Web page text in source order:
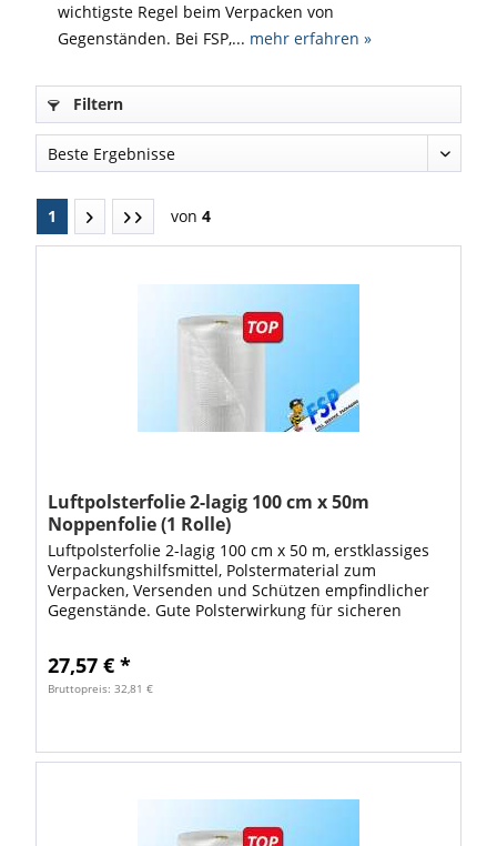
wichtigste Regel beim Verpacken von
Gegenständen. Bei FSP,... mehr erfahren »
Filtern
1 von 4
Luftpolsterfolie 2-lagig 100 cm x 50m
Noppenfolie (1 Rolle)
Luftpolsterfolie 2-lagig 100 cm x 50 m, erstklassiges
Verpackungshilfsmittel, Polstermaterial zum
Verpacken, Versenden und Schützen empfindlicher
Gegenstände. Gute Polsterwirkung für sicheren
27,57 € *
Bruttopreis: 32,81 €